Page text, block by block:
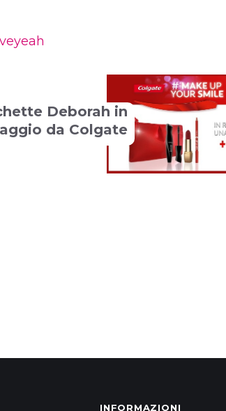
Deborah in
da Colgate
INFORMAZIONI